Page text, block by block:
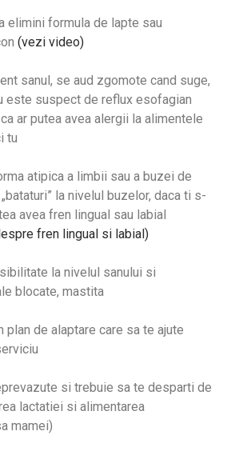
elimini formula de lapte sau
(vezi video)
sanul, se aud zgomote cand suge,
este suspect de reflux esofagian
ar putea avea alergii la alimentele
tu
atipica a limbii sau a buzei de
la nivelul buzelor, daca ti s-
avea fren lingual sau labial
fren lingual si labial)
la nivelul sanului si
blocate, mastita
plan de alaptare care sa te ajute
si trebuie sa te desparti de
lactatiei si alimentarea
mamei)